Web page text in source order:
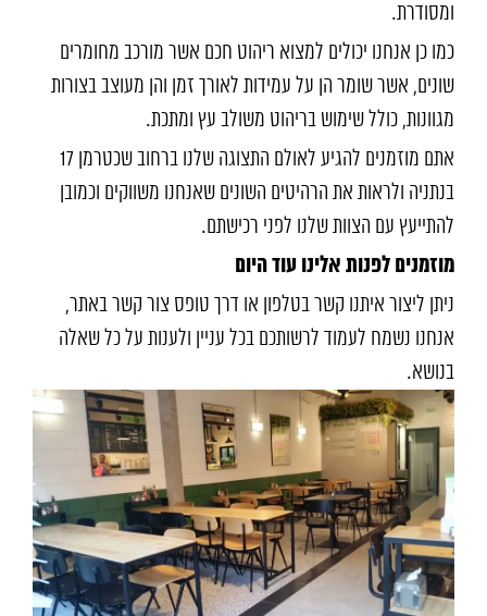
ומסודרת.
כמו כן אנחנו יכולים למצוא ריהוט חכם אשר מורכב מחומרים
שונים, אשר שומר הן על עמידות לאורך זמן והן מעוצב בצורות
מגוונות, כולל שימוש בריהוט משולב עץ ומתכת.
אתם מוזמנים להגיע לאולם התצוגה שלנו ברחוב שכטרמן 17
בנתניה ולראות את הרהיטים השונים שאנחנו משווקים וכמובן
להתייעץ עם הצוות שלנו לפני רכישתם.
מוזמנים לפנות אלינו עוד היום
ניתן ליצור איתנו קשר בטלפון או דרך טופס צור קשר באתר,
אנחנו נשמח לעמוד לרשותכם בכל עניין ולענות על כל שאלה
בנושא.